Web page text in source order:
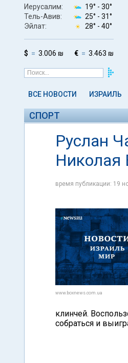
Иерусалим: 19° - 30°
Тель-Авив:
25° - 31°
Эйлат:
28° - 40°
$ 3.006 ₪ € 3.463 ₪
ВСЕ НОВОСТИ ИЗРАИЛЬ
СПОРТ
Руслан
Николая
время публикации: 19
www.boxnews.com.ua
клинчей.
собраться и